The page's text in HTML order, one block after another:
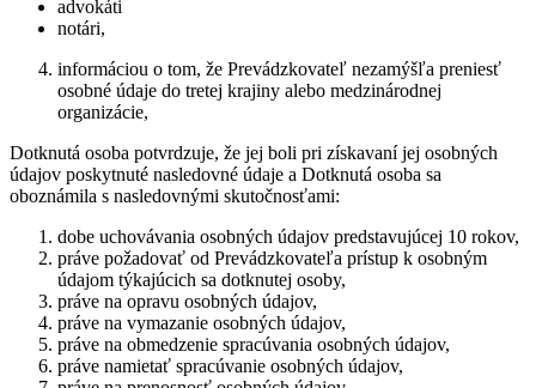
advokáti
notári,
informáciou o tom, že Prevádzkovateľ nezamýšľa preniesť
osobné údaje do tretej krajiny alebo medzinárodnej
organizácie,
Dotknutá osoba potvrdzuje, že jej boli pri získavaní jej osobných
údajov poskytnuté nasledovné údaje a Dotknutá osoba sa
oboznámila s nasledovnými skutočnosťami:
dobe uchovávania osobných údajov predstavujúcej 10 rokov,
práve požadovať od Prevádzkovateľa prístup k osobným
údajom týkajúcich sa dotknutej osoby,
práve na opravu osobných údajov,
práve na vymazanie osobných údajov,
práve na obmedzenie spracúvania osobných údajov,
práve namietať spracúvanie osobných údajov,